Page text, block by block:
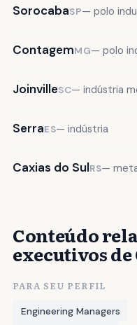
SorocabaSP— polo
ContagemMG— polo
JoinvilleSC— indústria
SerraES— indústria
Caxias do SulRS—
Conteúdo
executivos
PARA SEU PERFIL
Engineering Managers